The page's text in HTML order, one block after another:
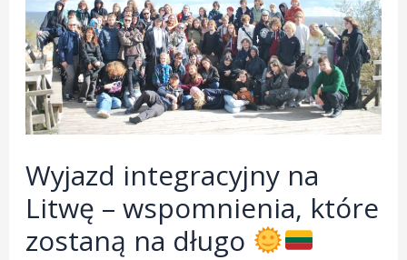
Wyjazd integracyjny na
Litwę – wspomnienia, które
zostaną na długo